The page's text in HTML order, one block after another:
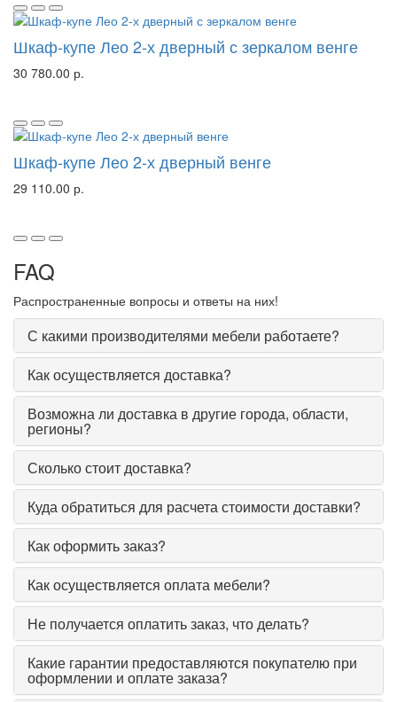
Шкаф-купе Лео 2-х дверный с зеркалом венге
30 780.00 р.
Шкаф-купе Лео 2-х дверный венге
29 110.00 р.
FAQ
Распространенные вопросы и ответы на них!
С какими производителями мебели работаете?
Как осуществляется доставка?
Возможна ли доставка в другие города, области,
регионы?
Сколько стоит доставка?
Куда обратиться для расчета стоимости доставки?
Как оформить заказ?
Как осуществляется оплата мебели?
Не получается оплатить заказ, что делать?
Какие гарантии предоставляются покупателю при
оформлении и оплате заказа?